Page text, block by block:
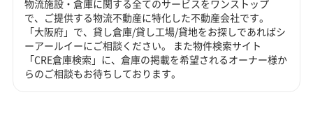
物流施設・倉庫に関する全てのサービスをワンストップ
で、ご提供する物流不動産に特化した不動産会社です。
「大阪府」で、貸し倉庫/貸し工場/貸地をお探しであればシ
ーアールイーにご相談ください。 また物件検索サイト
「CRE倉庫検索」に、倉庫の掲載を希望されるオーナー様か
らのご相談もお待ちしております。